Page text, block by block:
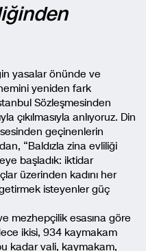
yasalar önünde ve
yeniden fark
Sözleşmesinden
çıkılmasıyla anlıyoruz. Din
geçinenlerin
“Baldızla zina evliliği
başladık: iktidar
üzerinden kadını her
isteyenler güç
mezhepçilik esasına göre
ikisi, 934 kaymakam
kadar vali, kaymakam,